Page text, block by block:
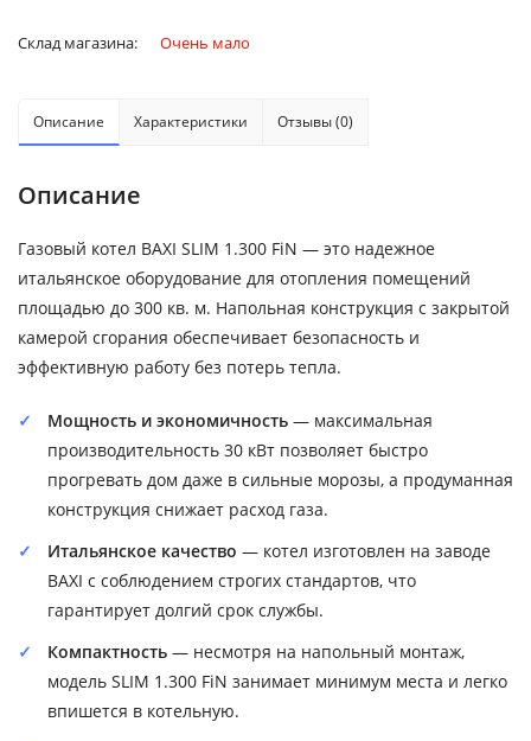
Склад магазина: Очень мало
Описание Характеристики Отзывы (0)
Описание
Газовый котел BAXI SLIM 1.300 FiN — это надежное
итальянское оборудование для отопления помещений
площадью до 300 кв. м. Напольная конструкция с закрытой
камерой сгорания обеспечивает безопасность и
эффективную работу без потерь тепла.
Мощность и экономичность — максимальная
производительность 30 кВт позволяет быстро
прогревать дом даже в сильные морозы, а продуманная
конструкция снижает расход газа.
Итальянское качество — котел изготовлен на заводе
BAXI с соблюдением строгих стандартов, что
гарантирует долгий срок службы.
Компактность — несмотря на напольный монтаж,
модель SLIM 1.300 FiN занимает минимум места и легко
впишется в котельную.